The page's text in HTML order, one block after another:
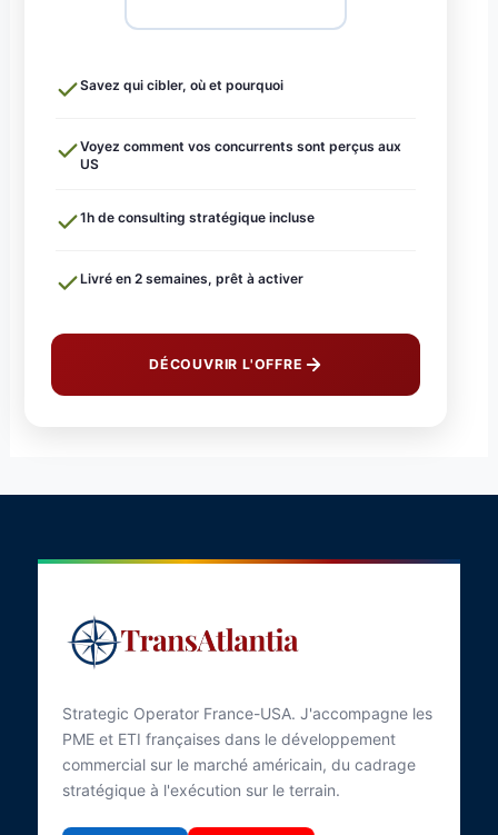
Savez qui cibler, où et pourquoi
Voyez comment vos concurrents sont perçus aux
US
1h de consulting stratégique incluse
Livré en 2 semaines, prêt à activer
DÉCOUVRIR L'OFFRE
Strategic Operator France-USA. J'accompagne les
PME et ETI françaises dans le développement
commercial sur le marché américain, du cadrage
stratégique à l'exécution sur le terrain.